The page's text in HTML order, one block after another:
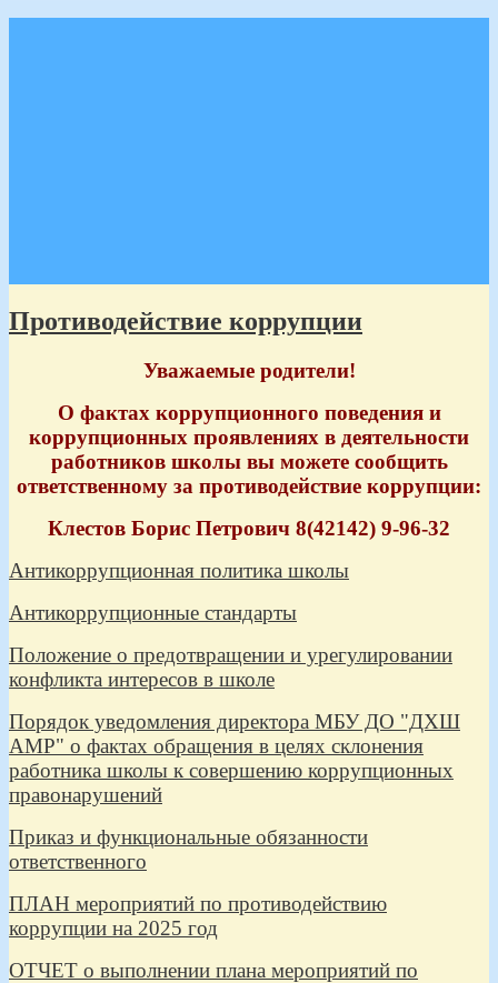
Противодействие коррупции
Уважаемые родители!
О фактах коррупционного поведения и
коррупционных проявлениях в деятельности
работников школы вы можете сообщить
ответственному за противодействие коррупции:
Клестов Борис Петрович 8(42142) 9-96-32
Антикоррупционная политика школы
Антикоррупционные стандарты
Положение о предотвращении и урегулировании
конфликта интересов в школе
Порядок уведомления директора МБУ ДО "ДХШ
АМР" о фактах обращения в целях склонения
работника школы к совершению коррупционных
правонарушений
Приказ и функциональные обязанности
ответственного
ПЛАН мероприятий по противодействию
коррупции на 2025 год
ОТЧЕТ о выполнении плана мероприятий по